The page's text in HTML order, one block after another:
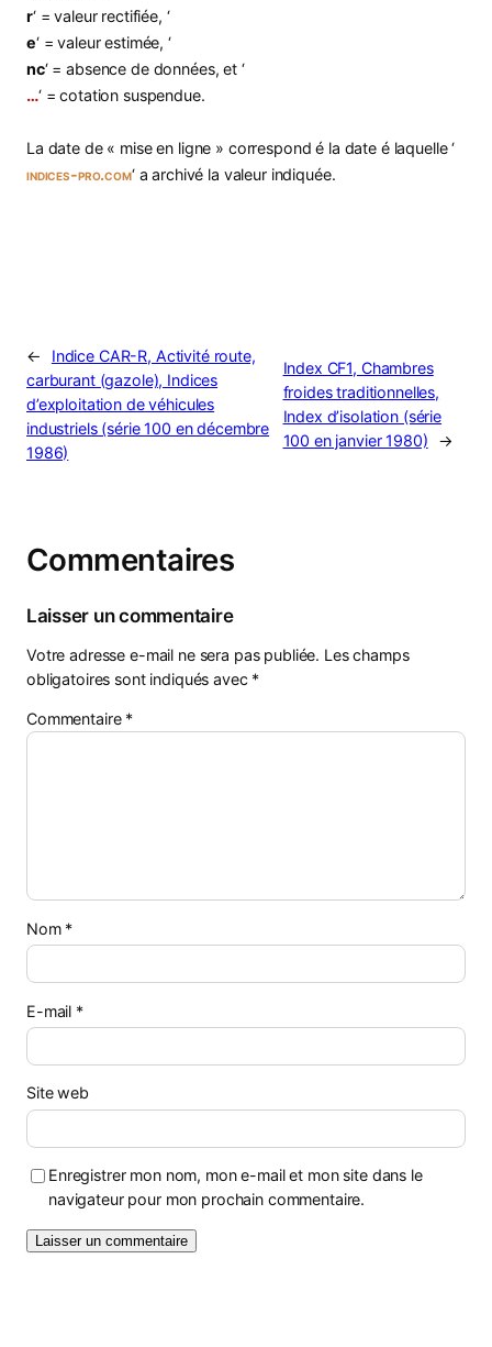
r‘ = valeur rectifiée, ‘
e‘ = valeur estimée, ‘
nc‘ = absence de données, et ‘
…‘ = cotation suspendue.
La date de « mise en ligne » correspond é la date é laquelle ‘
indices-pro.com‘ a archivé la valeur indiquée.
←
Indice CAR-R, Activité route,
carburant (gazole), Indices
d’exploitation de véhicules
industriels (série 100 en décembre
1986)
Index CF1, Chambres
froides traditionnelles,
Index d’isolation (série
100 en janvier 1980)
→
Commentaires
Laisser un commentaire
Votre adresse e-mail ne sera pas publiée. Les champs
obligatoires sont indiqués avec *
Commentaire *
Nom *
E-mail *
Site web
Enregistrer mon nom, mon e-mail et mon site dans le
navigateur pour mon prochain commentaire.